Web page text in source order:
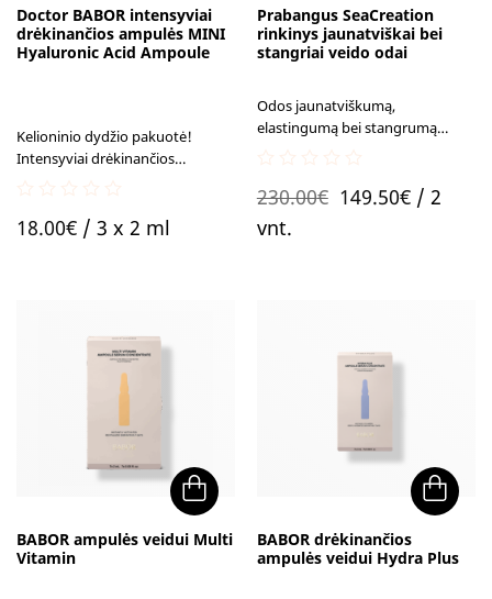
Doctor BABOR intensyviai
drėkinančios ampulės MINI
Hyaluronic Acid Ampoule
Kelioninio dydžio pakuotė!
Intensyviai drėkinančios
rūgšties variantų derinys.
out
18.00€/ 3 x 2 ml
Prabangus SeaCreation
rinkinys jaunatviškai bei
stangriai veido odai
Odos jaunatviškumą,
elastingumą bei stangrumą
out
5
230.00€ Original
149.50€Current
/ 2
vnt.
BABOR ampulės veidui Multi
Vitamin
BABOR drėkinančios
ampulės veidui Hydra Plus